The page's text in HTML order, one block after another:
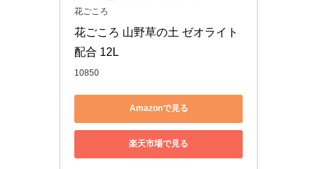
花ごころ
花ごころ 山野草の土 ゼオライト
配合 12L
10850
Amazonで見る
楽天市場で見る